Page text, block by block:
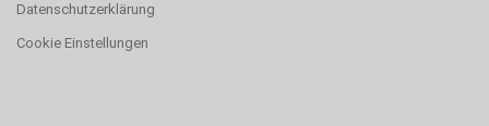
Datenschutzerklärung
Cookie Einstellungen